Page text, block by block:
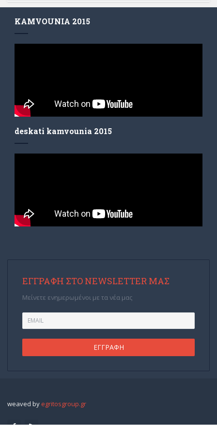
KAMVOUNIA 2015
deskati kamvounia 2015
ΕΓΓΡΑΦΉ ΣΤΟ NEWSLETTER ΜΑΣ
Μείνετε ενημερωμένοι με τα νέα μας
weaved by egritosgroup.gr